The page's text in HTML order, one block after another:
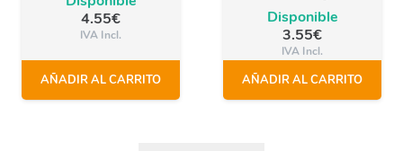
4.55€
IVA Incl.
AÑADIR AL CARRITO
Disponible
3.55€
IVA Incl.
AÑADIR AL CARRITO